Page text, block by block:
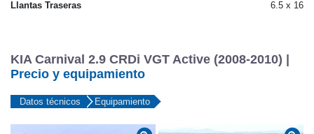
Llantas Traseras 6.5 x 16
KIA Carnival 2.9 CRDi VGT Active (2008-2010) |
Precio y equipamiento
Datos técnicos Equipamiento